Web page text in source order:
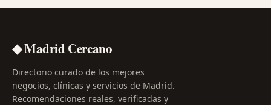
◆ Madrid Cercano
Directorio curado de los mejores
negocios, clínicas y servicios de Madrid.
Recomendaciones reales, verificadas y